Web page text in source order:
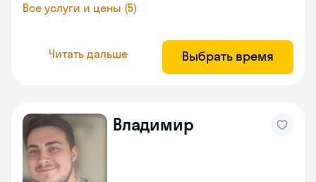
Все услуги и цены (5)
Читать дальше Выбрать время
Владимир